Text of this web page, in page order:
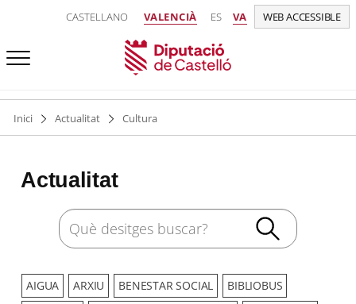
CASTELLANO VALENCIÀ ES VA WEB ACCESSIBLE
Inici Actualitat Cultura
Actualitat
AIGUA ARXIU BENESTAR SOCIAL
BIBLIOBUS